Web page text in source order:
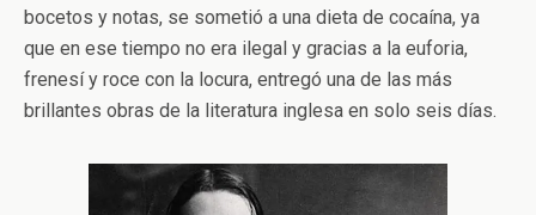
bocetos y notas, se sometió a una dieta de cocaína, ya
que en ese tiempo no era ilegal y gracias a la euforia,
frenesí y roce con la locura, entregó una de las más
brillantes obras de la literatura inglesa en solo seis días.